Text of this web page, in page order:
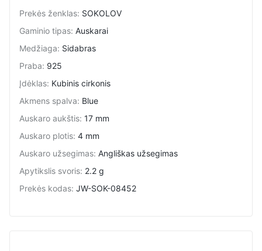
Prekės ženklas: SOKOLOV
Gaminio tipas: Auskarai
Medžiaga: Sidabras
Praba: 925
Įdėklas: Kubinis cirkonis
Akmens spalva: Blue
Auskaro aukštis: 17 mm
Auskaro plotis: 4 mm
Auskaro užsegimas: Angliškas užsegimas
Apytikslis svoris: 2.2 g
Prekės kodas: JW-SOK-08452